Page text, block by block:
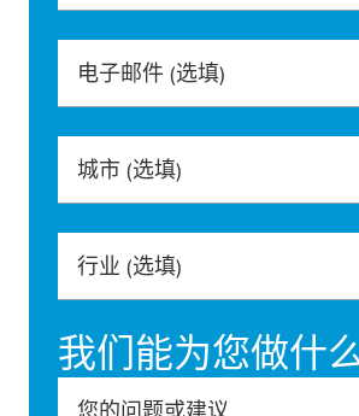
电子邮件 (选填)
城市 (选填)
行业 (选填)
我们能为您做什么
您的问题或建议